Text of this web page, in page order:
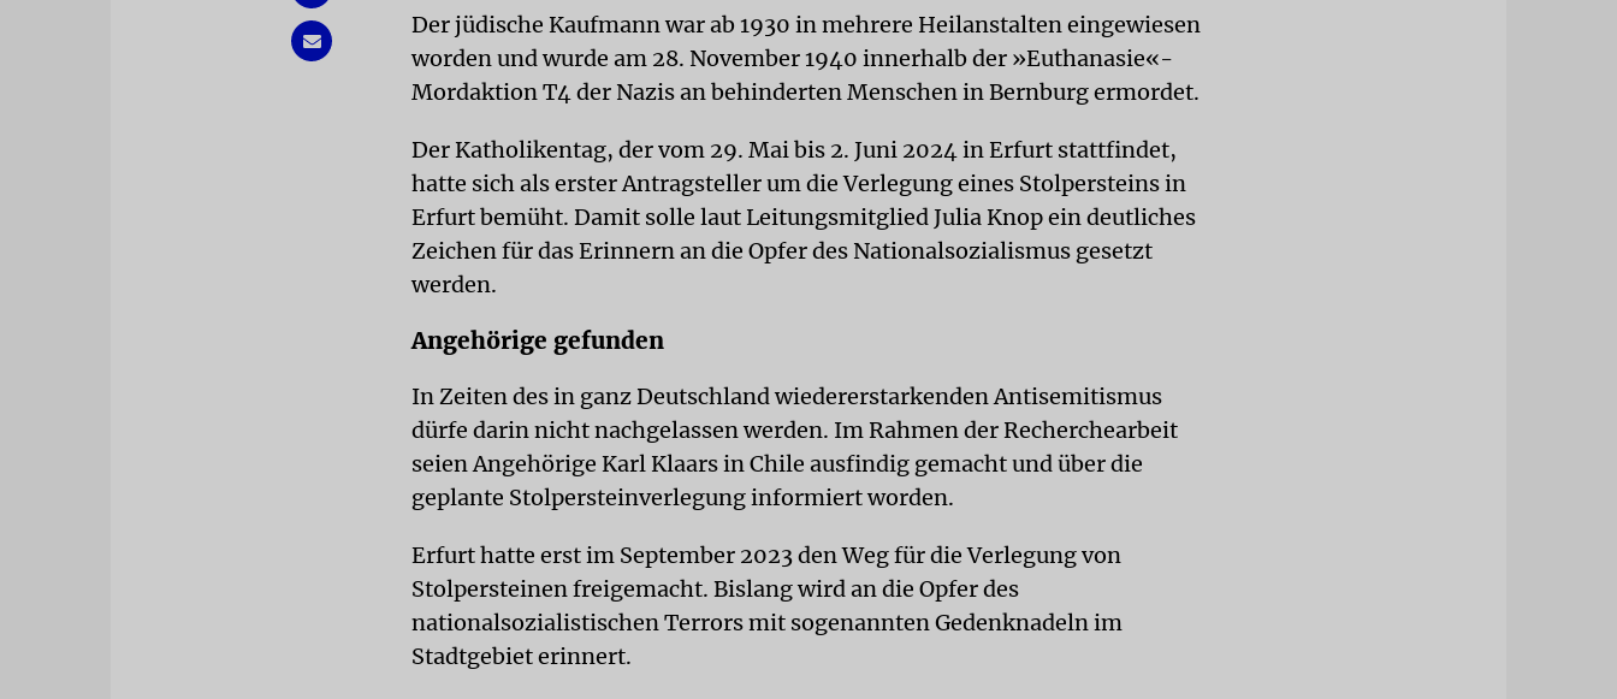
Der jüdische Kaufmann war ab 1930 in mehrere Heilanstalten eingewiesen
worden und wurde am 28. November 1940 innerhalb der »Euthanasie«-
Mordaktion T4 der Nazis an behinderten Menschen in Bernburg ermordet.
Der Katholikentag, der vom 29. Mai bis 2. Juni 2024 in Erfurt stattfindet,
hatte sich als erster Antragsteller um die Verlegung eines Stolpersteins in
Erfurt bemüht. Damit solle laut Leitungsmitglied Julia Knop ein deutliches
Zeichen für das Erinnern an die Opfer des Nationalsozialismus gesetzt
werden.
Angehörige gefunden
In Zeiten des in ganz Deutschland wiedererstarkenden Antisemitismus
dürfe darin nicht nachgelassen werden. Im Rahmen der Recherchearbeit
seien Angehörige Karl Klaars in Chile ausfindig gemacht und über die
geplante Stolpersteinverlegung informiert worden.
Erfurt hatte erst im September 2023 den Weg für die Verlegung von
Stolpersteinen freigemacht. Bislang wird an die Opfer des
nationalsozialistischen Terrors mit sogenannten Gedenknadeln im
Stadtgebiet erinnert.